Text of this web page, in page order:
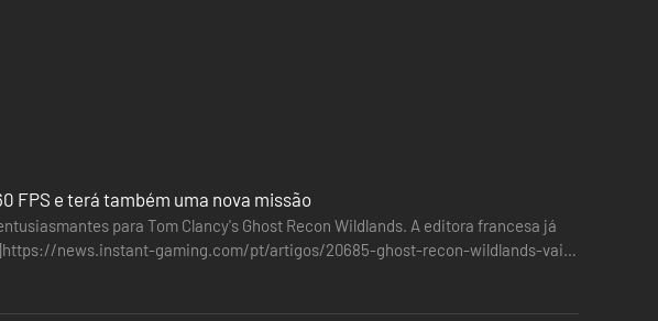
FPS e terá também uma nova missão
para Tom Clancy's Ghost Recon Wildlands. A editora francesa já
news.instant-gaming.com/pt/artigos/20685-ghost-recon-wildlands-vai-